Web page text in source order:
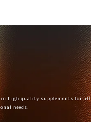
in high quality supplements for all
needs.